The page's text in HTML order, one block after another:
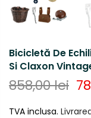
Bicicletă De
Si Claxon
858,00 lei
TVA inclusa.